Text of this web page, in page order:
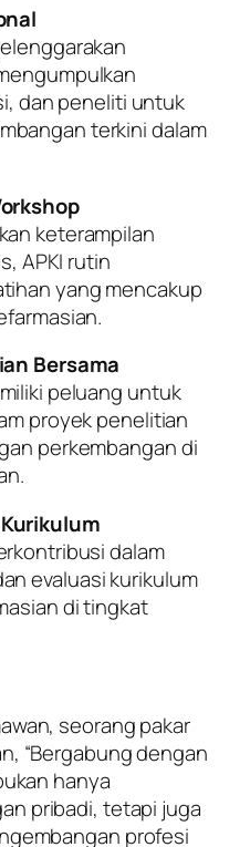
dan peneliti untuk
terkini dalam
keterampilan
APKI rutin
yang mencakup
Bersama
peluang untuk
proyek penelitian
perkembangan di
dalam
evaluasi kurikulum
di tingkat
seorang pakar
“Bergabung dengan
hanya
pribadi, tetapi juga
profesi